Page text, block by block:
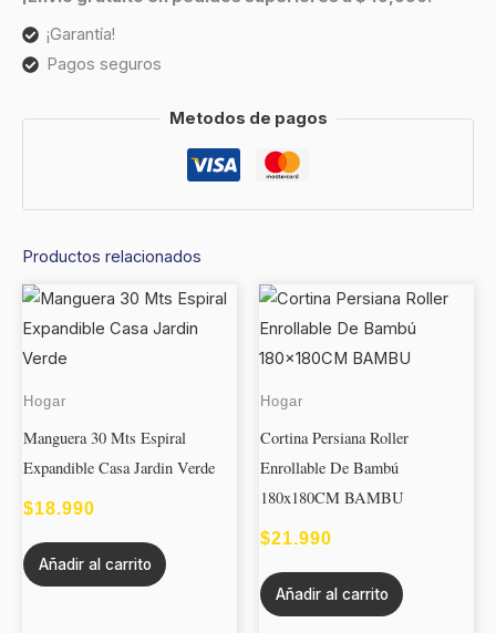
¡Garantía!
Pagos seguros
Metodos de pagos
Productos relacionados
Hogar
Manguera 30 Mts Espiral
Expandible Casa Jardin Verde
$18.990
Añadir al carrito
Hogar
Cortina Persiana Roller
Enrollable De Bambú
180x180CM BAMBU
$21.990
Añadir al carrito